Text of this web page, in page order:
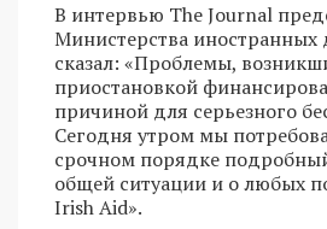
В интервью The Journal
Министерства
сказал: «Проблемы,
приостановкой
причиной для серьезного
Сегодня утром мы
срочном порядке
общей ситуации и о любых
Irish Aid».